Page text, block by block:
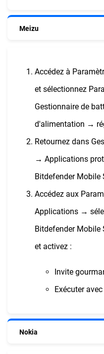
Meizu
Accédez à
et sélectionnez
Gestionnaire de
d'alimentation →
Retournez dans
→ Applications
Bitdefender Mobile
Accédez aux
Applications →
Bitdefender
et activez :
Invite
Exécuter
Nokia